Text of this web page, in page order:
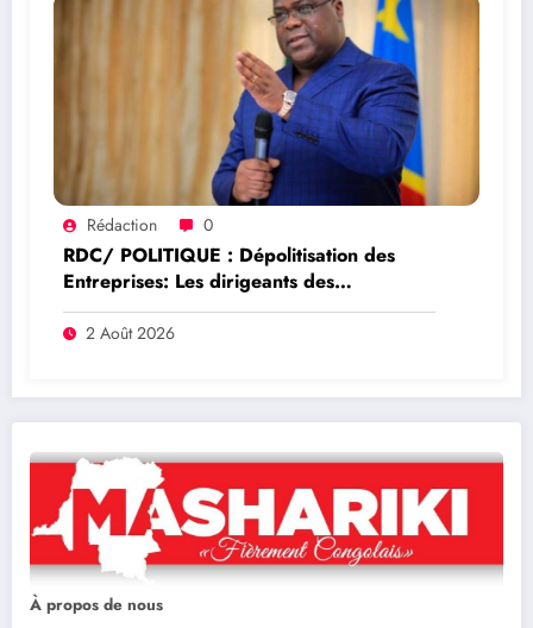
Rédaction 0
RDC/ POLITIQUE : Dépolitisation des
Entreprises: Les dirigeants des
entreprises publiques bientôt recrutés par
concours
2 Août 2026
À propos de nous